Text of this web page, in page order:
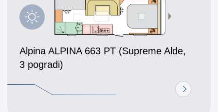
Alpina ALPINA 663 PT (Supreme Alde,
3 pogradi)